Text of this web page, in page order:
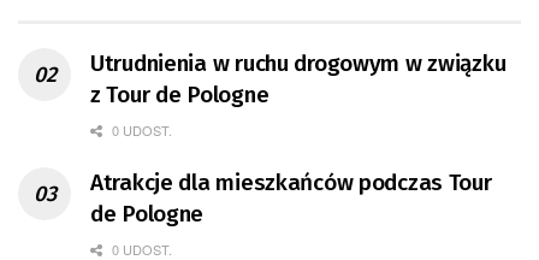
Utrudnienia w ruchu drogowym w związku
z Tour de Pologne
0 UDOST.
Atrakcje dla mieszkańców podczas Tour
de Pologne
0 UDOST.